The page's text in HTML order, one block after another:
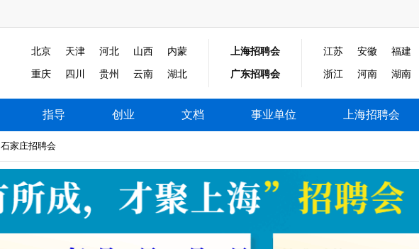
北京 天津 河北 山西 内蒙
重庆 四川 贵州 云南 湖北
上海招聘会
广东招聘会
江苏 安徽 福建
浙江 河南 湖南
指导 创业 文档 事业单位 上海招聘会
石家庄招聘会